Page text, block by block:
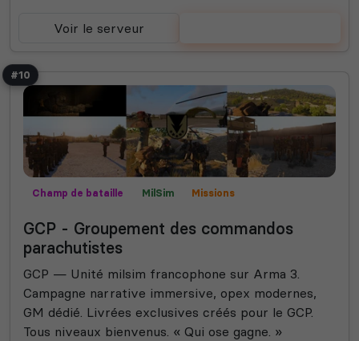
Voir le serveur
#10
Champ de bataille MilSim
Missions
GCP - Groupement des commandos
parachutistes
GCP — Unité milsim francophone sur Arma 3.
Campagne narrative immersive, opex modernes,
GM dédié. Livrées exclusives créés pour le GCP.
Tous niveaux bienvenus. « Qui ose gagne. »